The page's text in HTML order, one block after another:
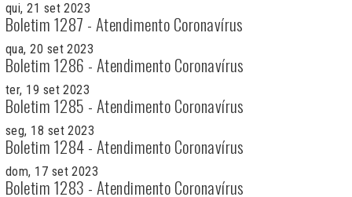
qui, 21 set 2023
Boletim 1287 - Atendimento Coronavírus
qua, 20 set 2023
Boletim 1286 - Atendimento Coronavírus
ter, 19 set 2023
Boletim 1285 - Atendimento Coronavírus
seg, 18 set 2023
Boletim 1284 - Atendimento Coronavírus
dom, 17 set 2023
Boletim 1283 - Atendimento Coronavírus